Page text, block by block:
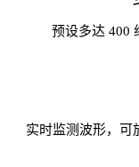
预设多达 400
实时监测波形，可